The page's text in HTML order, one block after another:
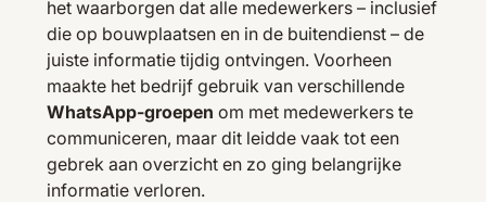
het waarborgen dat alle medewerkers – inclusief
die op bouwplaatsen en in de buitendienst – de
juiste informatie tijdig ontvingen. Voorheen
maakte het bedrijf gebruik van verschillende
WhatsApp-groepen om met medewerkers te
communiceren, maar dit leidde vaak tot een
gebrek aan overzicht en zo ging belangrijke
informatie verloren.